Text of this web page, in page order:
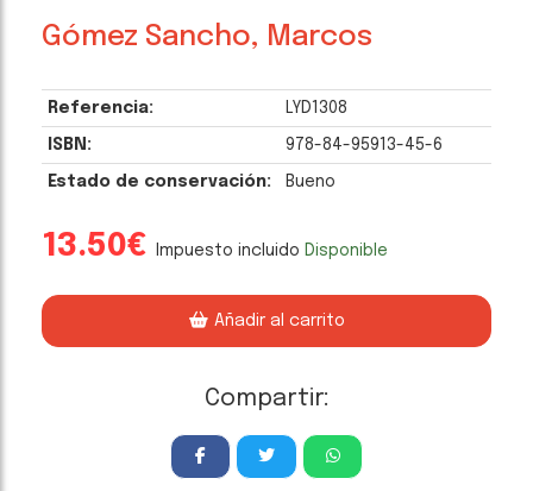
Gómez Sancho, Marcos
Referencia: LYD1308
ISBN: 978-84-95913-45-6
Estado de conservación: Bueno
13.50€ Impuesto incluido Disponible
Añadir al carrito
Compartir: